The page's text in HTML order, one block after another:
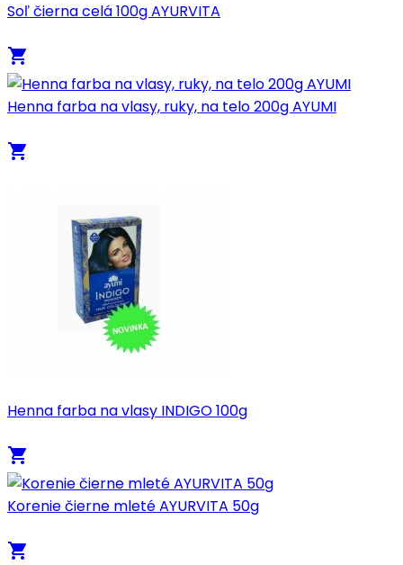
Soľ čierna celá 100g AYURVITA
local_grocery_store
Henna farba na vlasy, ruky, na telo 200g AYUMI
local_grocery_store
Henna farba na vlasy INDIGO 100g
local_grocery_store
Korenie čierne mleté AYURVITA 50g
local_grocery_store